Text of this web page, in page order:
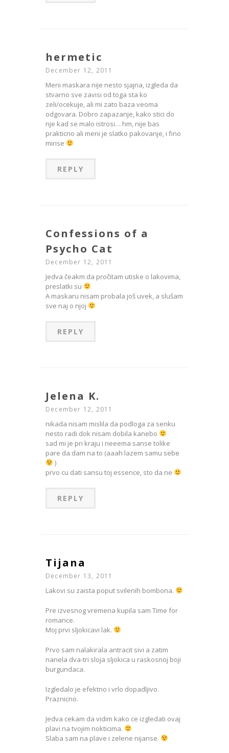
hermetic
December 12, 2011
Meni maskara nije nesto sjajna, izgleda da
stvarno sve zavisi od toga sta ko
zeli/ocekuje, ali mi zato baza veoma
odgovara. Dobro zapazanje, kako stici do
nje kad se malo istrosi… hm, nije bas
prakticno ali meni je slatko pakovanje, i fino
mirise
REPLY
Confessions of a
Psycho Cat
December 12, 2011
Jedva čeakm da pročitam utiske o lakovima,
preslatki su
A maskaru nisam probala još uvek, a slušam
sve naj o njoj
REPLY
Jelena K.
December 12, 2011
nikada nisam mislila da podloga za senku
nesto radi dok nisam dobila kanebo
sad mi je pri kraju i neeema sanse tolike
pare da dam na to (aaah lazem samu sebe
)
prvo cu dati sansu toj essence, sto da ne
REPLY
Tijana
December 13, 2011
Lakovi su zaista poput svilenih bombona.
Pre izvesnog vremena kupila sam Time for
romance.
Moj prvi sljokicavi lak.
Prvo sam nalakirala antracit sivi a zatim
nanela dva-tri sloja sljokica u raskosnoj boji
burgundaca.
Izgledalo je efektno i vrlo dopadljivo.
Praznicno.
Jedva cekam da vidim kako ce izgledati ovaj
plavi na tvojim nokticima.
Slaba sam na plave i zelene nijanse.